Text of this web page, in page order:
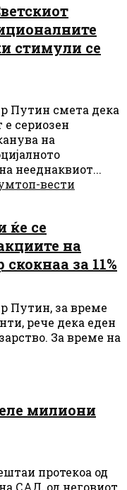
стимули се
Путин смета дека
е сериозен
на
нееднаквиот...
топ-вести
ќе се
на
за 11%
Путин, за време
рече дека еден
За време на
милиони
протекоа од
САД, од неговиот